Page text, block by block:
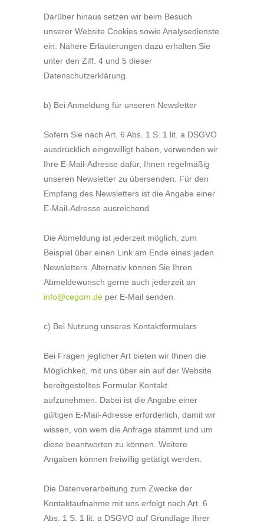
Darüber hinaus setzen wir beim Besuch
unserer Website Cookies sowie Analysedienste
ein. Nähere Erläuterungen dazu erhalten Sie
unter den Ziff. 4 und 5 dieser
Datenschutzerklärung.
b) Bei Anmeldung für unseren Newsletter
Sofern Sie nach Art. 6 Abs. 1 S. 1 lit. a DSGVO
ausdrücklich eingewilligt haben, verwenden wir
Ihre E-Mail-Adresse dafür, Ihnen regelmäßig
unseren Newsletter zu übersenden. Für den
Empfang des Newsletters ist die Angabe einer
E-Mail-Adresse ausreichend.
Die Abmeldung ist jederzeit möglich, zum
Beispiel über einen Link am Ende eines jeden
Newsletters. Alternativ können Sie Ihren
Abmeldewunsch gerne auch jederzeit an
info@cegom.de per E-Mail senden.
c) Bei Nutzung unseres Kontaktformulars
Bei Fragen jeglicher Art bieten wir Ihnen die
Möglichkeit, mit uns über ein auf der Website
bereitgestelltes Formular Kontakt
aufzunehmen. Dabei ist die Angabe einer
gültigen E-Mail-Adresse erforderlich, damit wir
wissen, von wem die Anfrage stammt und um
diese beantworten zu können. Weitere
Angaben können freiwillig getätigt werden.
Die Datenverarbeitung zum Zwecke der
Kontaktaufnahme mit uns erfolgt nach Art. 6
Abs. 1 S. 1 lit. a DSGVO auf Grundlage Ihrer